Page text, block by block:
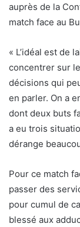
auprès de la
match face au
« L’idéal est de
concentrer sur
décisions qui
en parler. On a
dont deux buts
a eu trois
dérange
Pour ce match
passer des
pour cumul de
blessé aux